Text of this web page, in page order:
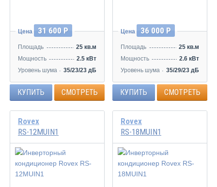
Цена 31 600 Р
Площадь
25 кв.м
Мощность
2.5 кВт
Уровень шума
35/23/23 дБ
КУПИТЬ СМОТРЕТЬ
Цена 36 000 Р
Площадь
25 кв.м
Мощность
2.6 кВт
Уровень шума
35/29/23 дБ
КУПИТЬ СМОТРЕТЬ
Rovex
RS-12MUIN1
Инвертор
Rovex
RS-18MUIN1
Инвертор